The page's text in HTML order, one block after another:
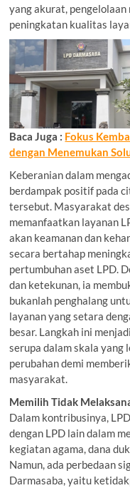
yang akurat,
peningkatan kualitas
Baca Juga : Fokus
dengan Menemukan
Keberanian dalam
berdampak positif pada
tersebut. Masyarakat
memanfaatkan layanan
akan keamanan dan
secara bertahap
pertumbuhan aset LPD.
dan ketekunan, ia
bukanlah penghalang
layanan yang setara
besar. Langkah ini
serupa dalam skala yang
perubahan demi
masyarakat.
Memilih Tidak
Dalam kontribusinya,
dengan LPD lain dalam
kegiatan agama, dana
Namun, ada perbedaan
Darmasaba, yaitu